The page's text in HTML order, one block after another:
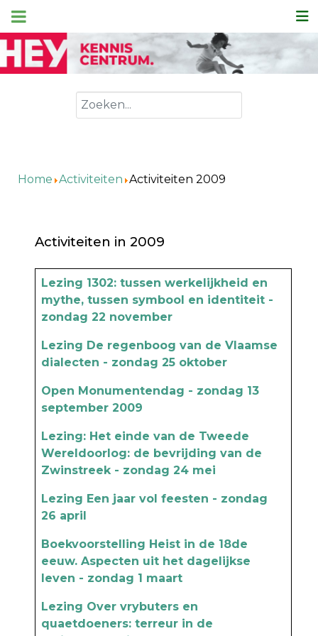
Zoeken
Home Activiteiten Activiteiten 2009
Activiteiten in 2009
Artikels
Titel
Lezing 1302: tussen werkelijkheid en
mythe, tussen symbool en identiteit -
zondag 22 november
Lezing De regenboog van de Vlaamse
dialecten - zondag 25 oktober
Open Monumentendag - zondag 13
september 2009
Lezing: Het einde van de Tweede
Wereldoorlog: de bevrijding van de
Zwinstreek - zondag 24 mei
Lezing Een jaar vol feesten - zondag
26 april
Boekvoorstelling Heist in de 18de
eeuw. Aspecten uit het dagelijkse
leven - zondag 1 maart
Lezing Over vrybuters en
quaetdoeners: terreur in de